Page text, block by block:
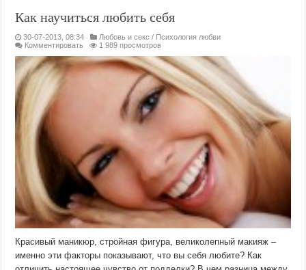
Как научиться любить себя
30-07-2013, 08:34 Любовь и секс / Психология любви
Комментировать
1 989 просмотров
Красивый маникюр, стройная фигура, великолепный макияж –
именно эти факторы показывают, что вы себя любите? Как